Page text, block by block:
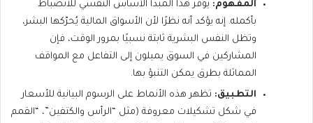
المفهوم: يوفر هذا المبدأ الأساس النفسي للانضباط
بأكمله. إنه يؤكد أنه نظرًا لأن الأسواق المالية يُحرّكها البشر،
وتظل النفس البشرية ثابتة نسبيًا بمرور الوقت، فإن
المشاركين في السوق يميلون إلى التفاعل مع المواقف
المماثلة بطرق يمكن التنبؤ بها.
التطبيق: تظهر هذه الأنماط على الرسوم البيانية للأسعار
في شكل تشكيلات معروفة (مثل “الرأس والكتفين”، “القمم